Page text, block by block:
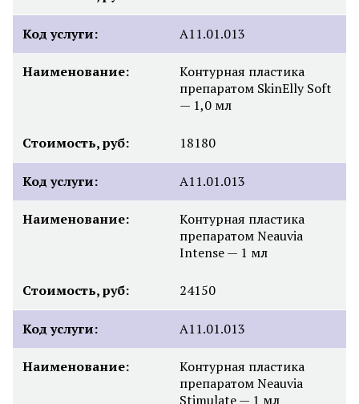
Код услуги: А11.01.013
Наименование:
Контурная пластика
препаратом SkinElly Soft
— 1,0 мл
Стоимость, руб: 18180
Код услуги: А11.01.013
Наименование:
Контурная пластика
препаратом Neauvia
Intense — 1 мл
Стоимость, руб: 24150
Код услуги: А11.01.013
Наименование:
Контурная пластика
препаратом Neauvia
Stimulate — 1 мл